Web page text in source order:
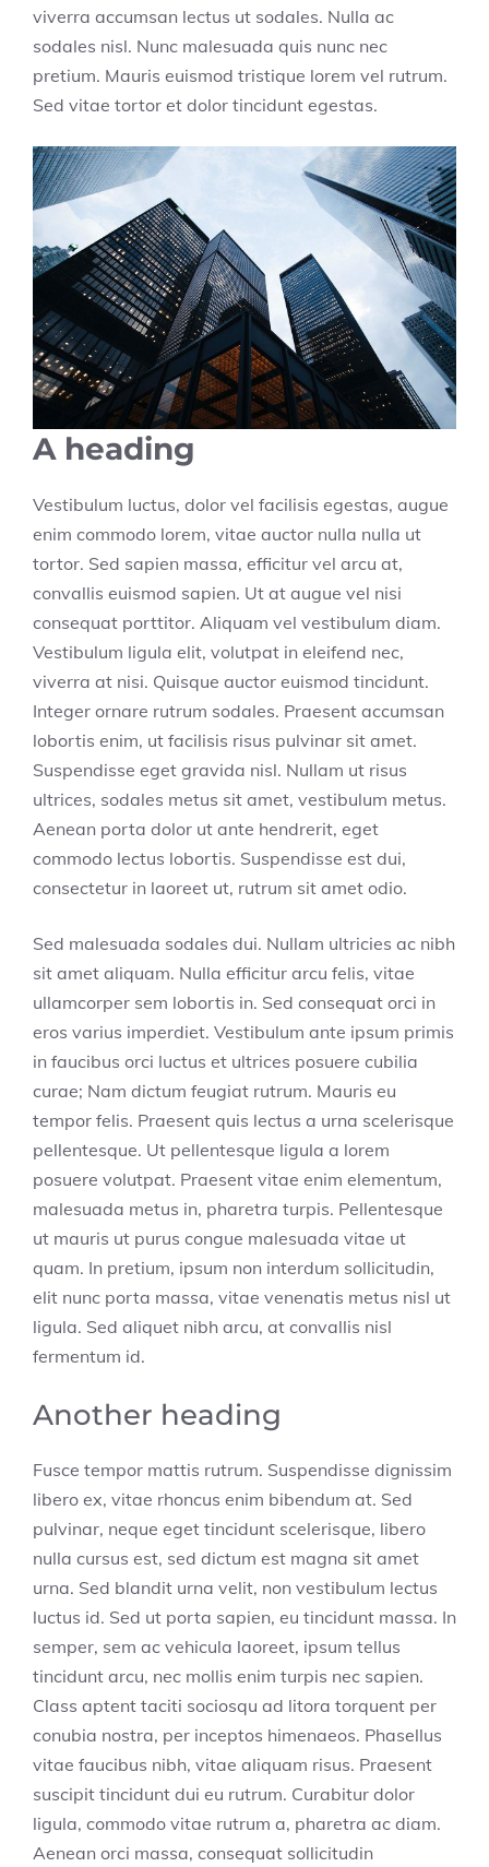
viverra accumsan lectus ut sodales. Nulla ac
sodales nisl. Nunc malesuada quis nunc nec
pretium. Mauris euismod tristique lorem vel rutrum.
Sed vitae tortor et dolor tincidunt egestas.
A heading
Vestibulum luctus, dolor vel facilisis egestas, augue
enim commodo lorem, vitae auctor nulla nulla ut
tortor. Sed sapien massa, efficitur vel arcu at,
convallis euismod sapien. Ut at augue vel nisi
consequat porttitor. Aliquam vel vestibulum diam.
Vestibulum ligula elit, volutpat in eleifend nec,
viverra at nisi. Quisque auctor euismod tincidunt.
Integer ornare rutrum sodales. Praesent accumsan
lobortis enim, ut facilisis risus pulvinar sit amet.
Suspendisse eget gravida nisl. Nullam ut risus
ultrices, sodales metus sit amet, vestibulum metus.
Aenean porta dolor ut ante hendrerit, eget
commodo lectus lobortis. Suspendisse est dui,
consectetur in laoreet ut, rutrum sit amet odio.
Sed malesuada sodales dui. Nullam ultricies ac nibh
sit amet aliquam. Nulla efficitur arcu felis, vitae
ullamcorper sem lobortis in. Sed consequat orci in
eros varius imperdiet. Vestibulum ante ipsum primis
in faucibus orci luctus et ultrices posuere cubilia
curae; Nam dictum feugiat rutrum. Mauris eu
tempor felis. Praesent quis lectus a urna scelerisque
pellentesque. Ut pellentesque ligula a lorem
posuere volutpat. Praesent vitae enim elementum,
malesuada metus in, pharetra turpis. Pellentesque
ut mauris ut purus congue malesuada vitae ut
quam. In pretium, ipsum non interdum sollicitudin,
elit nunc porta massa, vitae venenatis metus nisl ut
ligula. Sed aliquet nibh arcu, at convallis nisl
fermentum id.
Another heading
Fusce tempor mattis rutrum. Suspendisse dignissim
libero ex, vitae rhoncus enim bibendum at. Sed
pulvinar, neque eget tincidunt scelerisque, libero
nulla cursus est, sed dictum est magna sit amet
urna. Sed blandit urna velit, non vestibulum lectus
luctus id. Sed ut porta sapien, eu tincidunt massa. In
semper, sem ac vehicula laoreet, ipsum tellus
tincidunt arcu, nec mollis enim turpis nec sapien.
Class aptent taciti sociosqu ad litora torquent per
conubia nostra, per inceptos himenaeos. Phasellus
vitae faucibus nibh, vitae aliquam risus. Praesent
suscipit tincidunt dui eu rutrum. Curabitur dolor
ligula, commodo vitae rutrum a, pharetra ac diam.
Aenean orci massa, consequat sollicitudin